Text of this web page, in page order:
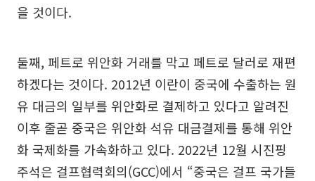
을 것이다.
둘째, 페트로 위안화 거래를 막고 페트로 달러로 재편
하겠다는 것이다. 2012년 이란이 중국에 수출하는 원
유 대금의 일부를 위안화로 결제하고 있다고 알려진
이후 줄곧 중국은 위안화 석유 대금결제를 통해 위안
화 국제화를 가속화하고 있다. 2022년 12월 시진핑
주석은 걸프협력회의(GCC)에서 “중국은 걸프 국가들